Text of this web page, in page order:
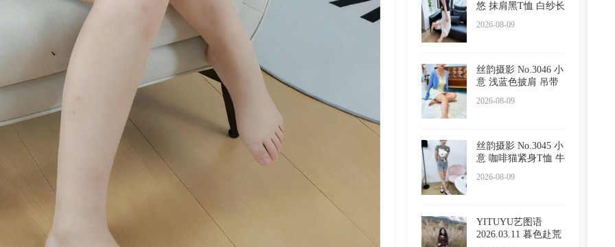
悠 抹肩黑T恤 白纱长
2026-08-09
丝韵摄影 No.3046 小
意 浅蓝色披肩 吊带
2026-08-09
丝韵摄影 No.3045 小
意 咖啡猫紧身T恤 牛
2026-08-09
YITUYU艺图语
2026.03.11 暮色赴荒